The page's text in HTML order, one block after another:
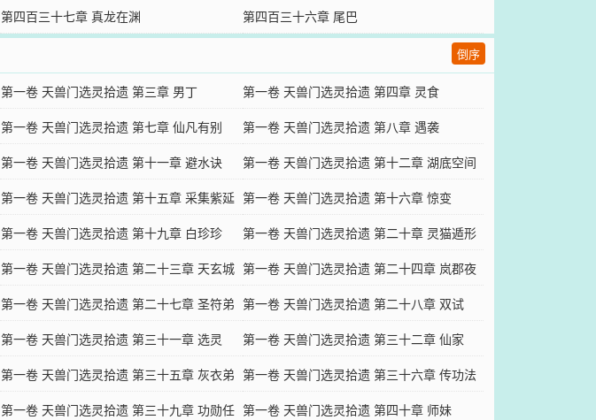
第四百三十七章 真龙在渊 第四百三十六章 尾巴
倒序
第一卷 天兽门选灵拾遗 第三章 男丁
第一卷 天兽门选灵拾遗 第四章 灵食
第一卷 天兽门选灵拾遗 第七章 仙凡有别
第一卷 天兽门选灵拾遗 第八章 遇袭
第一卷 天兽门选灵拾遗 第十一章 避水诀
第一卷 天兽门选灵拾遗 第十二章 湖底空间
第一卷 天兽门选灵拾遗 第十五章 采集紫延
果
第一卷 天兽门选灵拾遗 第十六章 惊变
第一卷 天兽门选灵拾遗 第十九章 白珍珍
第一卷 天兽门选灵拾遗 第二十章 灵猫遁形
第一卷 天兽门选灵拾遗 第二十三章 天玄城 第一卷 天兽门选灵拾遗 第二十四章 岚郡夜
话
第一卷 天兽门选灵拾遗 第二十七章 圣符弟
子
第一卷 天兽门选灵拾遗 第二十八章 双试
第一卷 天兽门选灵拾遗 第三十一章 选灵
第一卷 天兽门选灵拾遗 第三十二章 仙家
第一卷 天兽门选灵拾遗 第三十五章 灰衣弟
子
第一卷 天兽门选灵拾遗 第三十六章 传功法
会
第一卷 天兽门选灵拾遗 第三十九章 功勋任 第一卷 天兽门选灵拾遗 第四十章 师妹